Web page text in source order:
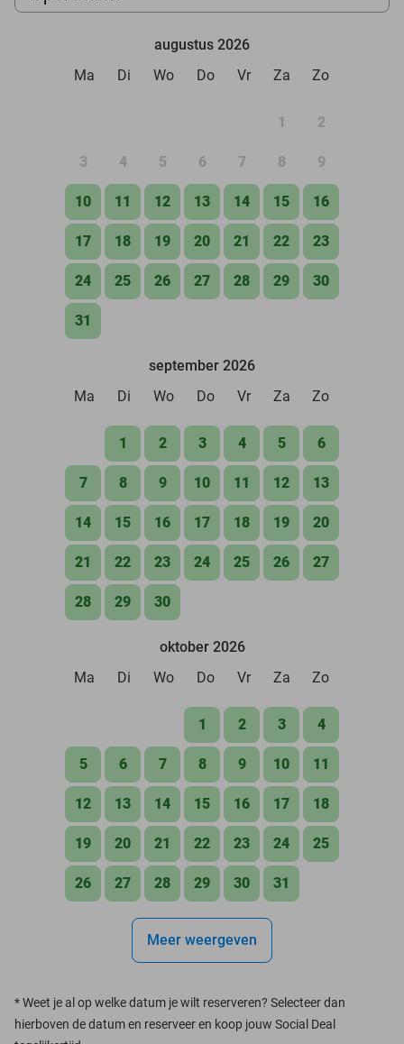
augustus 2026
Ma
Di Wo Do Vr Za Zo
1 2
3 4 5 6 7 8 9
10 11 12 13 14 15 16
17 18 19 20 21 22 23
24 25 26 27 28 29 30
31
september 2026
Ma
Di Wo Do Vr Za Zo
1 2 3 4 5 6
7 8 9 10 11 12 13
14 15 16 17 18 19 20
21 22 23 24 25 26 27
28 29 30
oktober 2026
Ma
Di Wo Do Vr Za Zo
1 2 3 4
5 6 7 8 9 10 11
12 13 14 15 16 17 18
19 20 21 22 23 24 25
26 27 28 29 30 31
Meer weergeven
*Weet je al op welke datum je wilt reserveren? Selecteer dan
hierboven de datum en reserveer en koop jouw Social Deal